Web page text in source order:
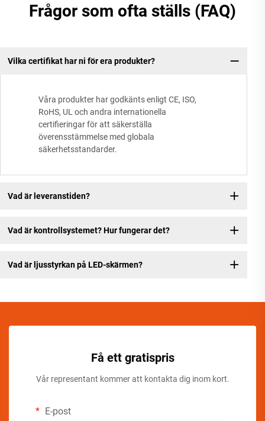
Frågor som ofta ställs (FAQ)
Vilka certifikat har ni för era produkter?
Våra produkter har godkänts enligt CE, ISO,
RoHS, UL och andra internationella
certifieringar för att säkerställa
överensstämmelse med globala
säkerhetsstandarder.
Vad är leveranstiden?
Vad är kontrollsystemet? Hur fungerar det?
Vad är ljusstyrkan på LED-skärmen?
Få ett gratispris
Vår representant kommer att kontakta dig inom kort.
E-post